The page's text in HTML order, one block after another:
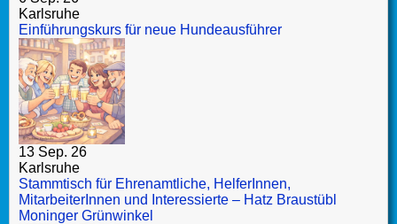
Karlsruhe
Einführungskurs für neue Hundeausführer
13 Sep. 26
Karlsruhe
Stammtisch für Ehrenamtliche, HelferInnen,
MitarbeiterInnen und Interessierte – Hatz Braustübl
Moninger Grünwinkel